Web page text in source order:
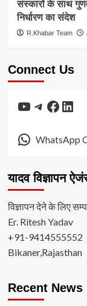
संस्कारों के साथ
निर्धारण का संदेश
R.Khabar Team
Connect Us
YouTube
Telegram
WhatsApp
यादव विज्ञापन
विज्ञापन देने के लिए
Er. Ritesh Yadav
+91-9414555552
Bikaner,Rajasthan
Recent News